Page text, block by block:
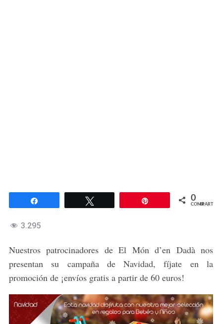
0
COMPARTIR
3.295
Nuestros patrocinadores de El Món d’en Dadà nos
presentan su campaña de Navidad, fíjate en la
promoción de ¡envíos gratis a partir de 60 euros!